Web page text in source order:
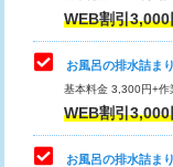
トイレ便器脱着
タンクレストイレ
小便器トイレ脱着
その他部品の脱着
WEB割引
お風呂の排水詰ま
基本料金 3,300円+
WEB割引
お風呂の排水詰ま